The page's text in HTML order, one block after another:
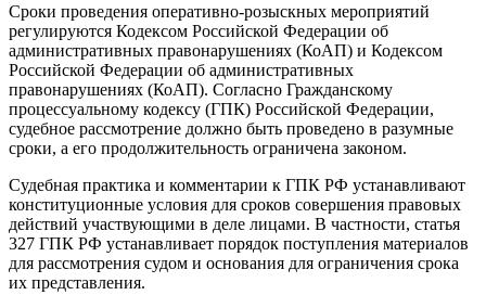
Сроки проведения оперативно-розыскных мероприятий
регулируются Кодексом Российской Федерации об
административных правонарушениях (КоАП) и Кодексом
Российской Федерации об административных
правонарушениях (КоАП). Согласно Гражданскому
процессуальному кодексу (ГПК) Российской Федерации,
судебное рассмотрение должно быть проведено в разумные
сроки, а его продолжительность ограничена законом.
Судебная практика и комментарии к ГПК РФ устанавливают
конституционные условия для сроков совершения правовых
действий участвующими в деле лицами. В частности, статья
327 ГПК РФ устанавливает порядок поступления материалов
для рассмотрения судом и основания для ограничения срока
их представления.